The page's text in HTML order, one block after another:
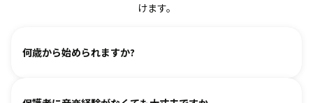
けます。
何歳から始められますか?
ヴァイオリン、ピアノ、フルート、チェロは2、3歳から始め